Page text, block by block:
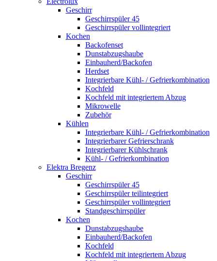
Geschirr
Geschirrspüler 45
Geschirrspüler vollintegriert
Kochen
Backofenset
Dunstabzugshaube
Einbauherd/Backofen
Herdset
Integrierbare Kühl- / Gefrierkombination
Kochfeld
Kochfeld mit integriertem Abzug
Mikrowelle
Zubehör
Kühlen
Integrierbare Kühl- / Gefrierkombination
Integrierbarer Gefrierschrank
Integrierbarer Kühlschrank
Kühl- / Gefrierkombination
Elektra Bregenz
Geschirr
Geschirrspüler 45
Geschirrspüler teilintegriert
Geschirrspüler vollintegriert
Standgeschirrspüler
Kochen
Dunstabzugshaube
Einbauherd/Backofen
Kochfeld
Kochfeld mit integriertem Abzug